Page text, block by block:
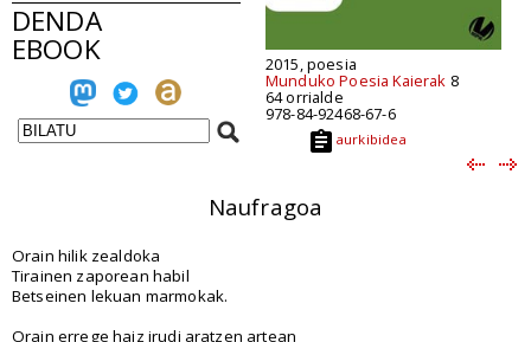
DENDA
EBOOK 2015, poesia
Munduko Poesia Kaierak 8
64 orrialde
978-84-92468-67-6
aurkibidea
Naufragoa
Orain hilik zealdoka
Tirainen zaporean habil
Betseinen lekuan marmokak.
Orain errege haiz irudi aratzen artean